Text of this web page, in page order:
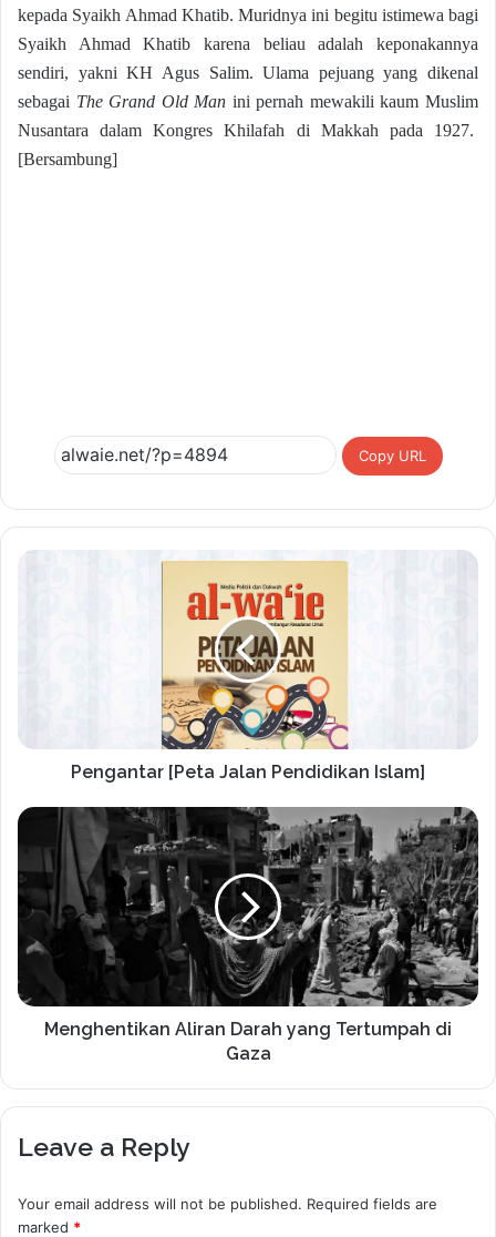
kepada Syaikh Ahmad Khatib. Muridnya ini begitu istimewa bagi
Syaikh Ahmad Khatib karena beliau adalah keponakannya
sendiri, yakni KH Agus Salim. Ulama pejuang yang dikenal
sebagai The Grand Old Man ini pernah mewakili kaum Muslim
Nusantara dalam Kongres Khilafah di Makkah pada 1927.
[Bersambung]
Copy URL
Pengantar [Peta Jalan Pendidikan Islam]
Menghentikan Aliran Darah yang Tertumpah di
Gaza
Leave a Reply
Your email address will not be published. Required fields are
marked *